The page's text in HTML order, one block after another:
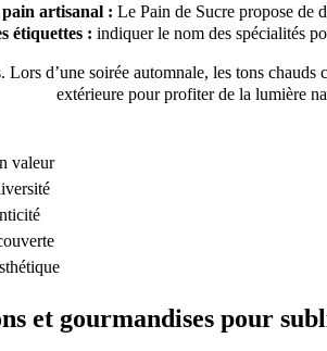
artisanal : Le Pain de Sucre propose de
étiquettes : indiquer le nom des spécialités
d’une soirée automnale, les tons
extérieure pour profiter de la lumière
valeur
et gourmandises pour